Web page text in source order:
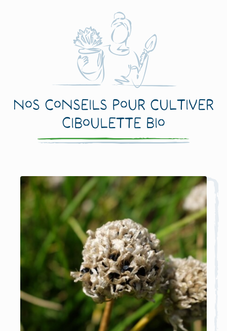
Nos conseils pour cultiver
Ciboulette Bio